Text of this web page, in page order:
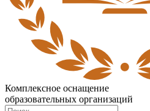
Комплексное оснащение
образовательных организаций